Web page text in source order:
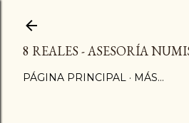
8 REALES - ASESORÍA
PÁGINA PRINCIPAL MÁS…